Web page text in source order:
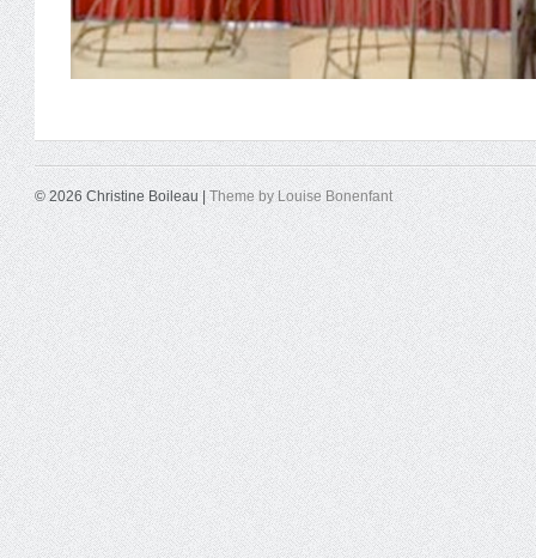
© 2026 Christine Boileau |Theme by Louise Bonenfant